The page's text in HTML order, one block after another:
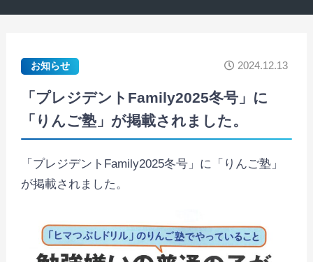
お知らせ 2024.12.13
「プレジデントFamily2025冬号」に
「りんご塾」が掲載されました。
「プレジデントFamily2025冬号」に「りんご塾」
が掲載されました。